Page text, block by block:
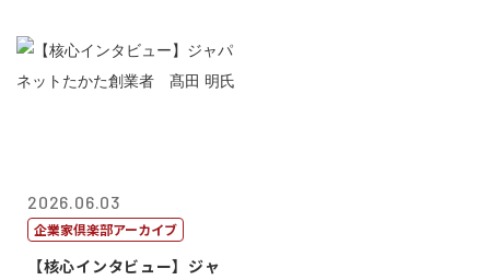
2026.06.03
企業家倶楽部アーカイブ
【核心インタビュー】ジャ